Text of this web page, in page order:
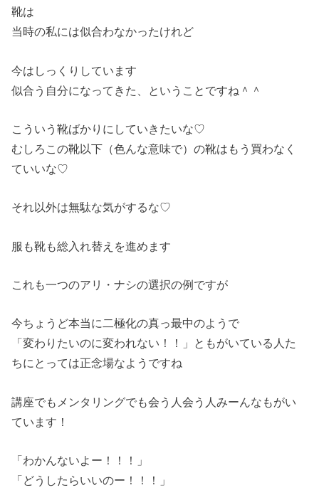
靴は
当時の私には似合わなかったけれど
今はしっくりしています
似合う自分になってきた、ということですね＾＾
こういう靴ばかりにしていきたいな♡
むしろこの靴以下（色んな意味で）の靴はもう買わなく
ていいな♡
それ以外は無駄な気がするな♡
服も靴も総入れ替えを進めます
これも一つのアリ・ナシの選択の例ですが
今ちょうど本当に二極化の真っ最中のようで
「変わりたいのに変われない！！」ともがいている人た
ちにとっては正念場なようですね
講座でもメンタリングでも会う人会う人みーんなもがい
ています！
「わかんないよー！！！」
「どうしたらいいのー！！！」